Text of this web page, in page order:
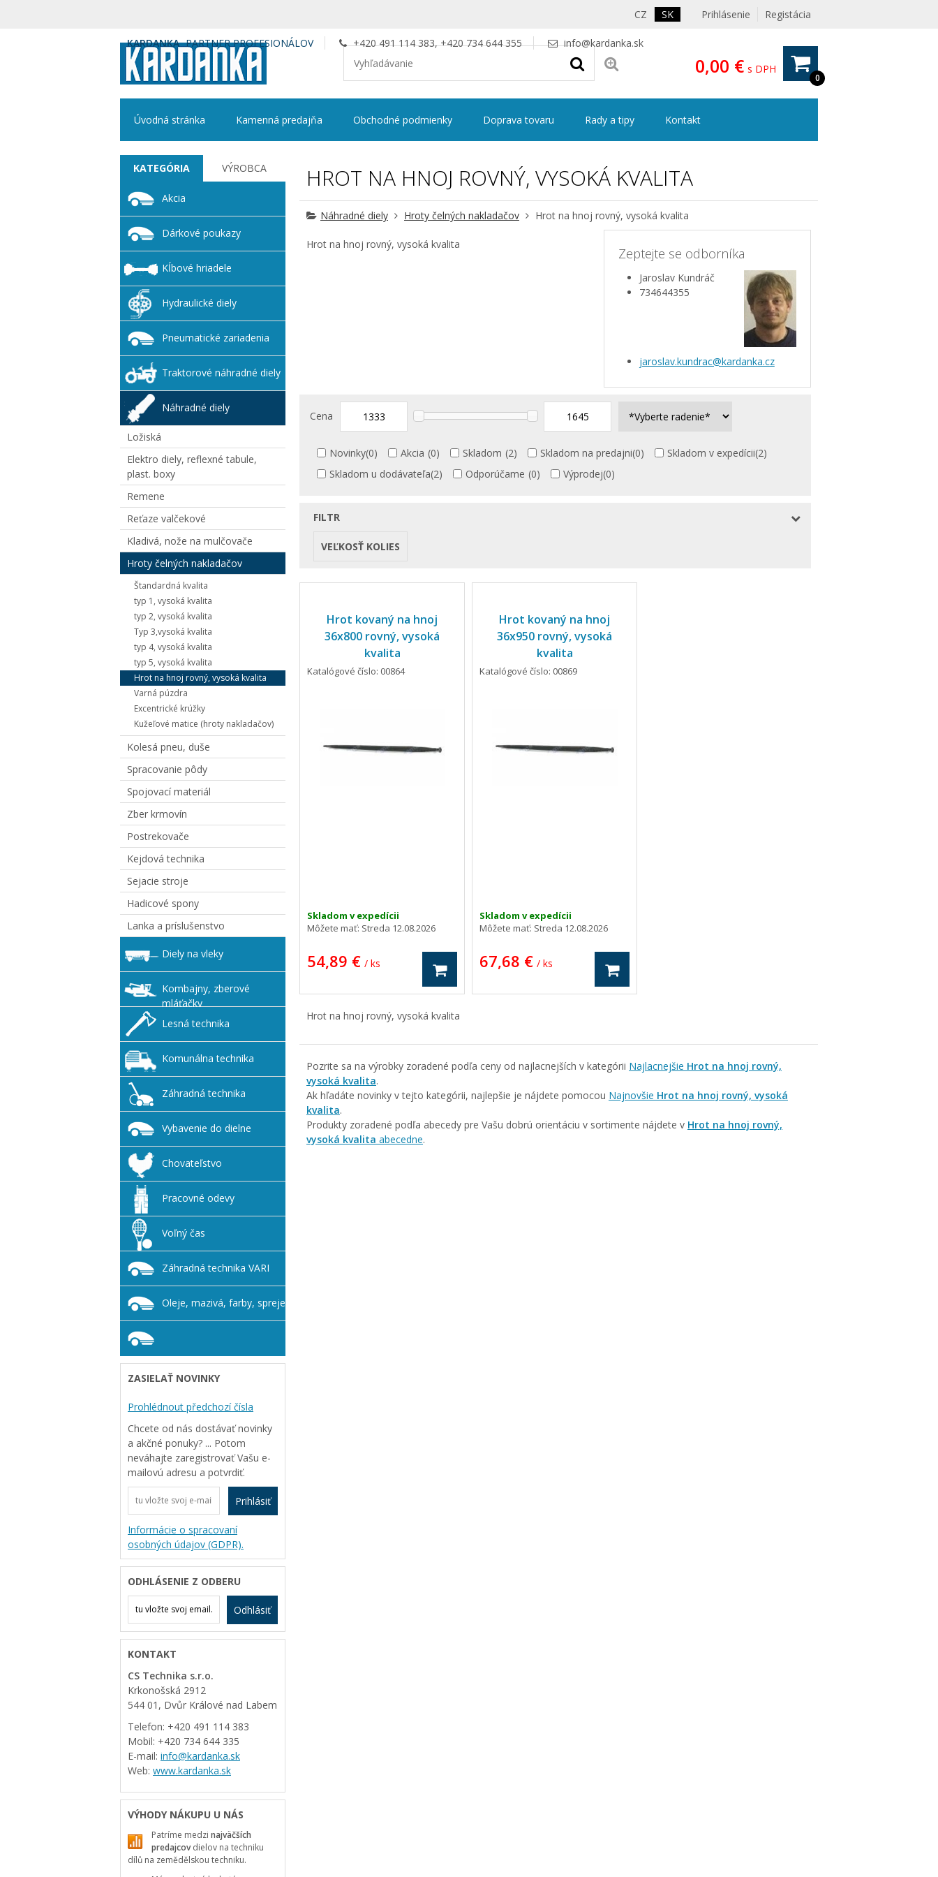
Prihlásenie Registácia
CZ SK
KARDANKA PARTNER PROFESIONÁLOV +420 491 114 383, +420 734 644 355 info@kardanka.sk
0
0,00 € s DPH
Úvodná stránka Kamenná predajňa Obchodné podmienky Doprava tovaru Rady a tipy Kontakt
HROT NA HNOJ ROVNÝ, VYSOKÁ KVALITA
Náhradné diely Hroty čelných nakladačov Hrot na hnoj rovný, vysoká kvalita
Zeptejte se odborníka
Jaroslav Kundráč
734644355
jaroslav.kundrac@kardanka.cz
Hrot na hnoj rovný, vysoká kvalita
Cena
Novinky(0) Akcia (0) Skladom (2) Skladom na predajni(0) Skladom v expedícii(2)
Skladom u dodávateľa(2) Odporúčame (0) Výprodej(0)
FILTR
VEĽKOSŤ KOLIES
Hrot kovaný na hnoj
36x800 rovný, vysoká
kvalita
Katalógové číslo: 00864
Skladom v expedícii
Môžete mať: Streda 12.08.2026
54,89 € / ks
Hrot kovaný na hnoj
36x950 rovný, vysoká
kvalita
Katalógové číslo: 00869
Skladom v expedícii
Môžete mať: Streda 12.08.2026
67,68 € / ks
Hrot na hnoj rovný, vysoká kvalita
Pozrite sa na výrobky zoradené podľa ceny od najlacnejších v kategórii Najlacnejšie Hrot na hnoj rovný,
vysoká kvalita.
Ak hľadáte novinky v tejto kategórii, najlepšie je nájdete pomocou Najnovšie Hrot na hnoj rovný, vysoká
kvalita.
Produkty zoradené podľa abecedy pre Vašu dobrú orientáciu v sortimente nájdete v Hrot na hnoj rovný,
vysoká kvalita abecedne.
KATEGÓRIA VÝROBCA
Akcia
Dárkové poukazy
Kĺbové hriadele
Hydraulické diely
Pneumatické zariadenia
Traktorové náhradné diely
Náhradné diely
Ložiská
Elektro diely, reflexné tabule,
plast. boxy
Remene
Reťaze valčekové
Kladivá, nože na mulčovače
Hroty čelných nakladačov
Štandardná kvalita
typ 1, vysoká kvalita
typ 2, vysoká kvalita
Typ 3,vysoká kvalita
typ 4, vysoká kvalita
typ 5, vysoká kvalita
Hrot na hnoj rovný, vysoká kvalita
Varná púzdra
Excentrické krúžky
Kužeľové matice (hroty nakladačov)
Kolesá pneu, duše
Spracovanie pôdy
Spojovací materiál
Zber krmovín
Postrekovače
Kejdová technika
Sejacie stroje
Hadicové spony
Lanka a príslušenstvo
Diely na vleky
Kombajny, zberové
mláťačky
Lesná technika
Komunálna technika
Záhradná technika
Vybavenie do dielne
Chovateľstvo
Pracovné odevy
Voľný čas
Záhradná technika VARI
Oleje, mazivá, farby, spreje
ZASIELAŤ NOVINKY
Prohlédnout předchozí čísla
Chcete od nás dostávať novinky
a akčné ponuky? ... Potom
neváhajte zaregistrovať Vašu e-
mailovú adresu a potvrdiť.
Prihlásiť
Informácie o spracovaní
osobných údajov (GDPR).
ODHLÁSENIE Z ODBERU
Odhlásiť
KONTAKT
CS Technika s.r.o.
Krkonošská 2912
544 01, Dvůr Králové nad Labem
Telefon: +420 491 114 383
Mobil: +420 734 644 335
E-mail: info@kardanka.sk
Web: www.kardanka.sk
VÝHODY NÁKUPU U NÁS
Patríme medzi najväčších
predajcovdielov na techniku
dílů na zemědělskou techniku.